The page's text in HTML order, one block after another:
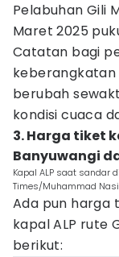
Pelabuhan Gili
Maret 2025
Catatan bagi
berubah
kondisi cuaca
3. Harga tiket
Banyuwangi
Kapal ALP saat sandar
Times/Muhammad
Ada pun harga
kapal ALP rute
berikut: